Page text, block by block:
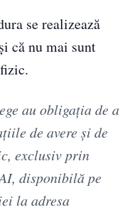
se realizează
că nu mai sunt
au obligația de a
de avere și de
exclusiv prin
disponibilă pe
la adresa